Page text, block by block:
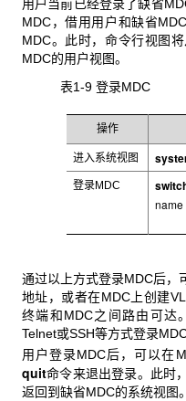
用户当前已经登录了缺省
MDC，借用用户和缺省
MDC。此时，命令行视图
MDC的用户视图。
表1-9 登录MDC
操作
进入系统视图
登录MDC
name
通过以上方式登录MDC后，
地址，或者在MDC上创建
终端和MDC之间路由可达
Telnet或SSH等方式登录MDC
用户登录MDC后，可以在
quit命令来退出登录。此时
返回到缺省MDC的系统视图。